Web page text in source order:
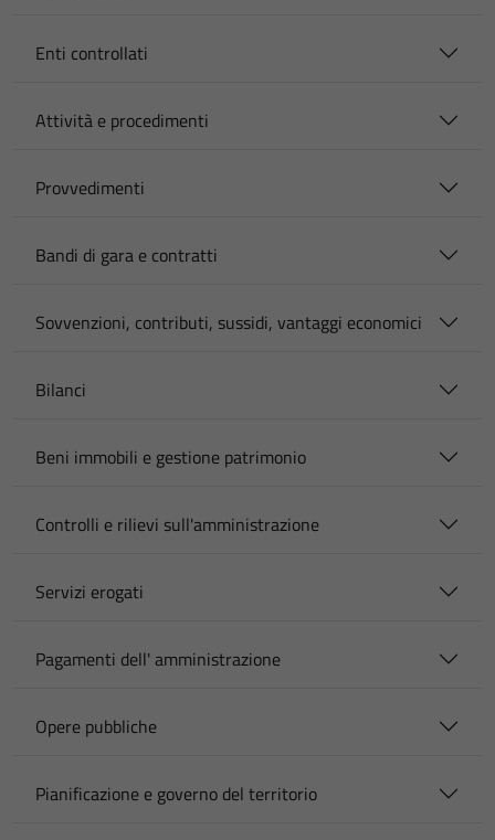
Enti controllati
Attività e procedimenti
Provvedimenti
Bandi di gara e contratti
Sovvenzioni, contributi, sussidi, vantaggi economici
Bilanci
Beni immobili e gestione patrimonio
Controlli e rilievi sull'amministrazione
Servizi erogati
Pagamenti dell' amministrazione
Opere pubbliche
Pianificazione e governo del territorio